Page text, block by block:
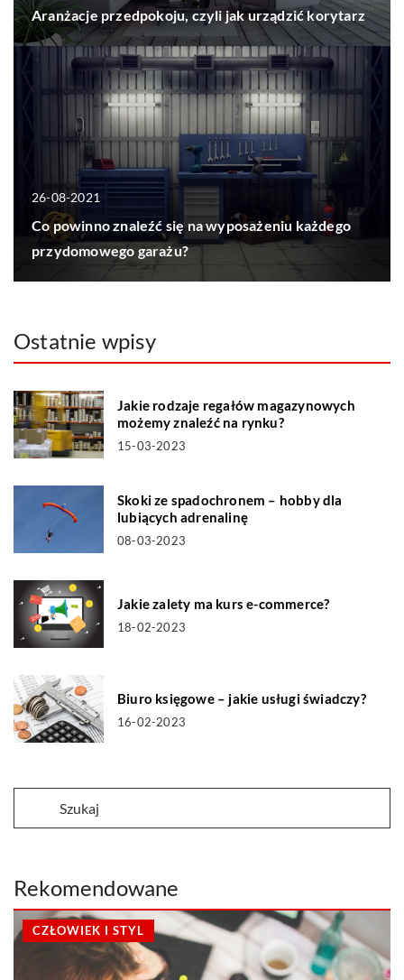
Aranżacje przedpokoju, czyli jak urządzić korytarz
26-08-2021
Co powinno znaleźć się na wyposażeniu każdego
przydomowego garażu?
Ostatnie wpisy
Jakie rodzaje regałów magazynowych
możemy znaleźć na rynku?
15-03-2023
Skoki ze spadochronem – hobby dla
lubiących adrenalinę
08-03-2023
Jakie zalety ma kurs e-commerce?
18-02-2023
Biuro księgowe – jakie usługi świadczy?
16-02-2023
Rekomendowane
CZŁOWIEK I STYL